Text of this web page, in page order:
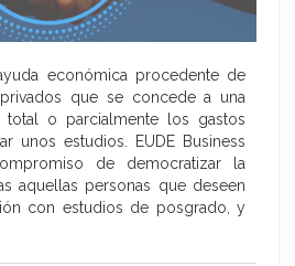
económica procedente de
que se concede a una
total o parcialmente los gastos
unos estudios. EUDE Business
de democratizar la
aquellas personas que deseen
con estudios de posgrado, y